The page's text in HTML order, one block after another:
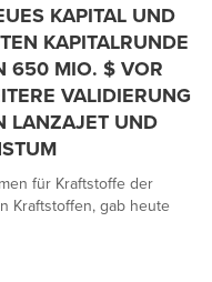
KAPITAL UND
KAPITALRUNDE
650 MIO. $ VOR
VALIDIERUNG
LANZAJET UND
für Kraftstoffe der
Kraftstoffen, gab heute